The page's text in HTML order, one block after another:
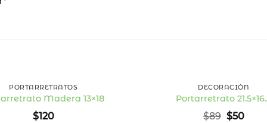
PORTARRETRATOS
Madera 13×18
$120
DECORACIÓN
Portarretrato
$89 El
$50El